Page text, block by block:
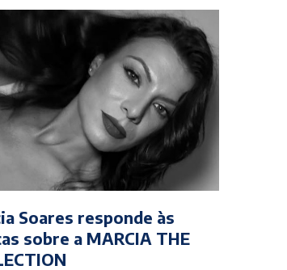
Soares responde às
sobre a MARCIA THE